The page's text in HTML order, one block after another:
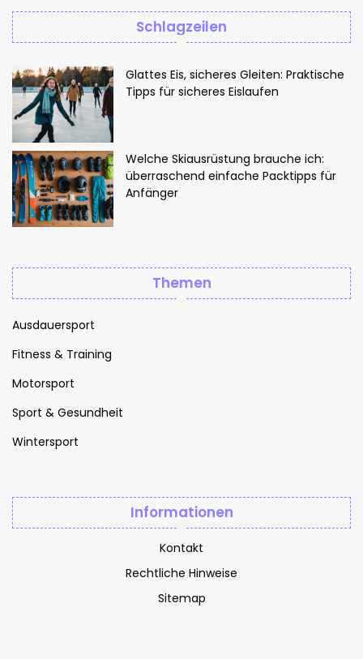
Schlagzeilen
Glattes Eis, sicheres Gleiten: Praktische
Tipps für sicheres Eislaufen
Welche Skiausrüstung brauche ich:
überraschend einfache Packtipps für
Anfänger
Themen
Ausdauersport
Fitness & Training
Motorsport
Sport & Gesundheit
Wintersport
Informationen
Kontakt
Rechtliche Hinweise
Sitemap